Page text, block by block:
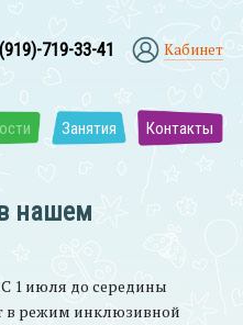
719-33-41 Кабинет
Занятия Контакты
нашем
1 июля до середины
в режим инклюзивной